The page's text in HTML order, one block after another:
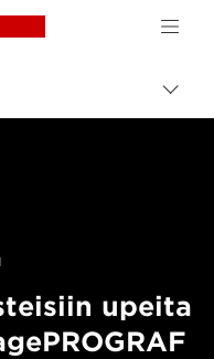
Canon Logo, back
upeita